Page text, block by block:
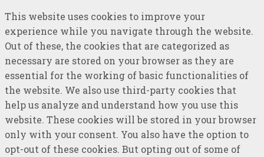
This website uses cookies to improve your
experience while you navigate through the website.
Out of these, the cookies that are categorized as
necessary are stored on your browser as they are
essential for the working of basic functionalities of
the website. We also use third-party cookies that
help us analyze and understand how you use this
website. These cookies will be stored in your browser
only with your consent. You also have the option to
opt-out of these cookies. But opting out of some of